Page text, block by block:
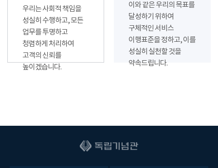
우리는 사회적 책임을
성실히 수행하고, 모든
업무를 투명하고
청렴하게 처리하여
고객의 신뢰를
높이겠습니다.
이와 같은 우리의 목표를
달성하기 위하여
구체적인 서비스
이행표준을 정하고, 이를
성실히 실천할 것을
약속드립니다.